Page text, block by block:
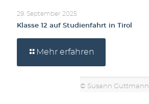
29. September 2025
Klasse 12 auf Studienfahrt in Tirol
Mehr erfahren
© Susann Guttmann